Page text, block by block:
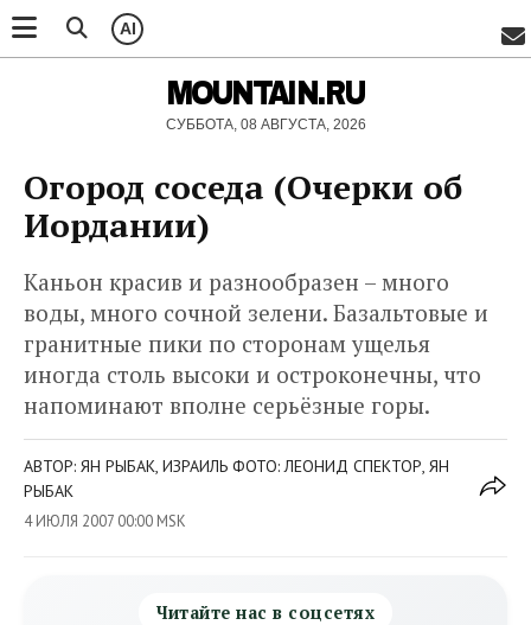
AI
MOUNTAIN.RU
СУББОТА, 08 АВГУСТА, 2026
Огород соседа (Очерки об
Иордании)
Каньон красив и разнообразен – много
воды, много сочной зелени. Базальтовые и
гранитные пики по сторонам ущелья
иногда столь высоки и остроконечны, что
напоминают вполне серьёзные горы.
АВТОР: ЯН РЫБАК, ИЗРАИЛЬ ФОТО: ЛЕОНИД СПЕКТОР, ЯН
РЫБАК
4 ИЮЛЯ 2007 00:00 MSK
Читайте нас в соцсетях